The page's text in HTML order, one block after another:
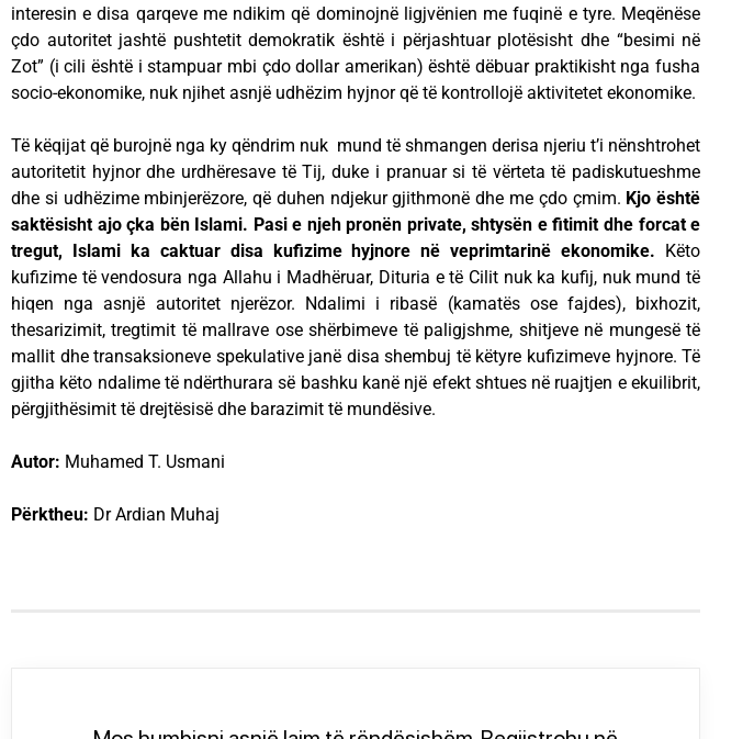
interesin e disa qarqeve me ndikim që dominojnë ligjvënien me fuqinë e tyre. Meqënëse
çdo autoritet jashtë pushtetit demokratik është i përjashtuar plotësisht dhe “besimi në
Zot” (i cili është i stampuar mbi çdo dollar amerikan) është dëbuar praktikisht nga fusha
socio-ekonomike, nuk njihet asnjë udhëzim hyjnor që të kontrollojë aktivitetet ekonomike.
Të këqijat që burojnë nga ky qëndrim nuk mund të shmangen derisa njeriu t’i nënshtrohet
autoritetit hyjnor dhe urdhëresave të Tij, duke i pranuar si të vërteta të padiskutueshme
dhe si udhëzime mbinjerëzore, që duhen ndjekur gjithmonë dhe me çdo çmim. Kjo është
saktësisht ajo çka bën Islami. Pasi e njeh pronën private, shtysën e fitimit dhe forcat e
tregut, Islami ka caktuar disa kufizime hyjnore në veprimtarinë ekonomike.
Këto
kufizime të vendosura nga Allahu i Madhëruar, Dituria e të Cilit nuk ka kufij, nuk mund të
hiqen nga asnjë autoritet njerëzor. Ndalimi i ribasë (kamatës ose fajdes), bixhozit,
thesarizimit, tregtimit të mallrave ose shërbimeve të paligjshme, shitjeve në mungesë të
mallit dhe transaksioneve spekulative janë disa shembuj të këtyre kufizimeve hyjnore. Të
gjitha këto ndalime të ndërthurara së bashku kanë një efekt shtues në ruajtjen e ekuilibrit,
përgjithësimit të drejtësisë dhe barazimit të mundësive.
Autor: Muhamed T. Usmani
Përktheu: Dr Ardian Muhaj